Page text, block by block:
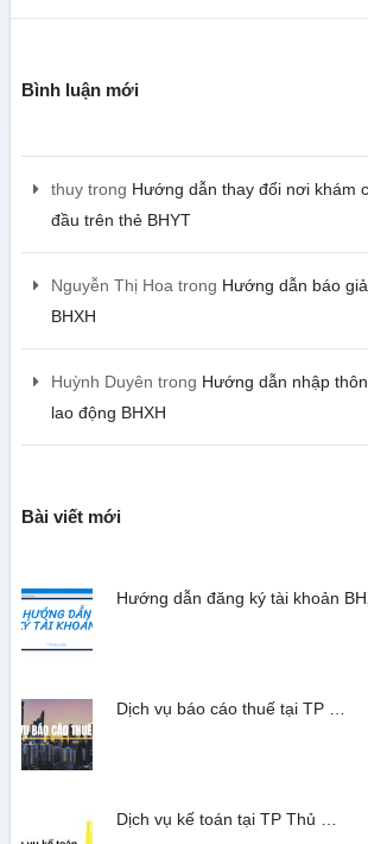
Bình luận mới
thuytrong Hướng dẫn thay đổi nơi khám
đầu trên thẻ BHYT
Nguyễn Thị Hoa trong Hướng dẫn báo
BHXH
Huỳnh Duyên trong Hướng dẫn nhập
lao động BHXH
Bài viết mới
Hướng dẫn đăng ký tài khoản
Dịch vụ báo cáo thuế tại TP …
Dịch vụ kế toán tại TP Thủ …